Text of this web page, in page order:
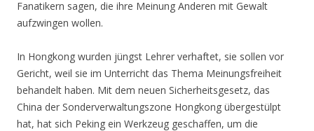
Fanatikern sagen, die ihre Meinung Anderen mit Gewalt
aufzwingen wollen.
In Hongkong wurden jüngst Lehrer verhaftet, sie sollen vor
Gericht, weil sie im Unterricht das Thema Meinungsfreiheit
behandelt haben. Mit dem neuen Sicherheitsgesetz, das
China der Sonderverwaltungszone Hongkong übergestülpt
hat, hat sich Peking ein Werkzeug geschaffen, um die